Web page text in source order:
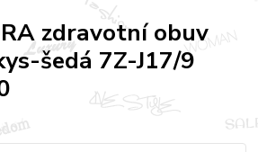
zdravotní obuv
šedá 7Z-J17/9